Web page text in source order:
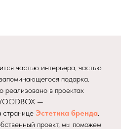
частью интерьера, частью
подарка.
реализовано в проектах
—
Эстетика бренда.
проект, мы поможем